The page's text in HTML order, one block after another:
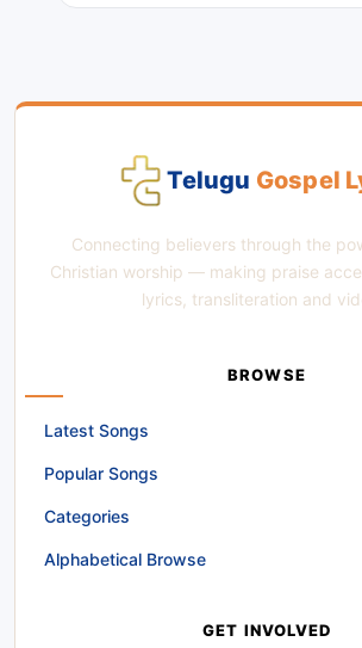
Telugu Gospel
Connecting believers through the
Christian worship — making praise
lyrics, transliteration and
BROWSE
Latest Songs
Popular Songs
Categories
Alphabetical Browse
GET INVOLVED